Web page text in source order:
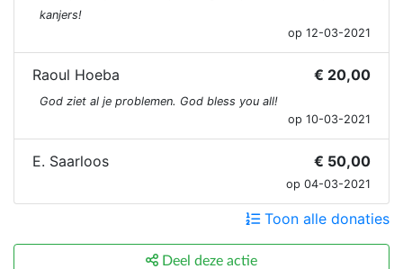
kanjers!
op 12-03-2021
Raoul Hoeba € 20,00
God ziet al je problemen. God bless you all!
op 10-03-2021
E. Saarloos € 50,00
op 04-03-2021
Toon alle donaties
Deel deze actie